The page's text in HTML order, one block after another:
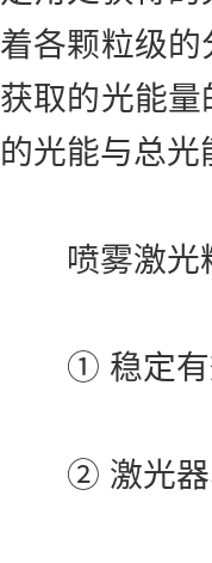
着各颗粒级
获取的光能
的光能与总
喷雾激光粒
① 稳定有
② 激光器、